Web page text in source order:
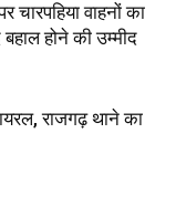
चारपहिया वाहनों का
होने की उम्मीद
राजगढ़ थाने का